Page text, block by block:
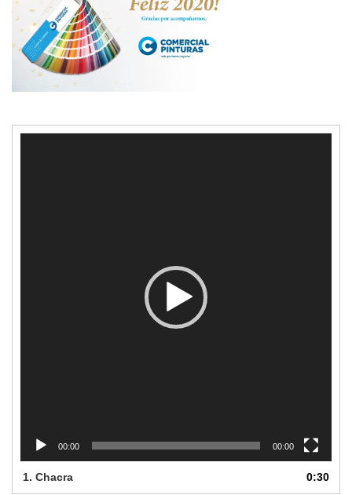
00:00 00:00
1. Chacra 0:30